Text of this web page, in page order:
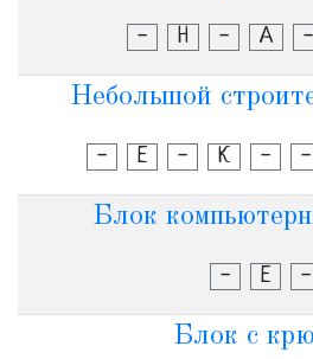
- Н - А -
Небольшой
- Е - К - -
Блок
- Е -
Блок с